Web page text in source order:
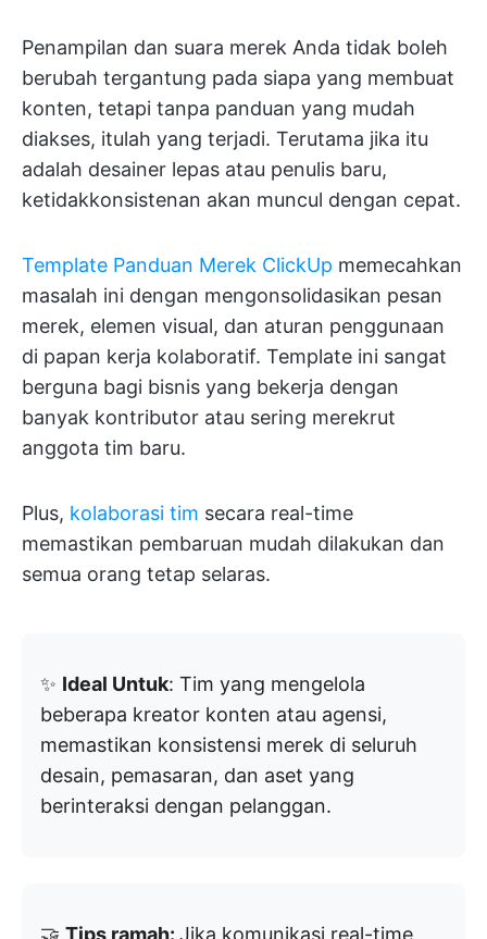
Penampilan dan suara merek Anda tidak boleh
berubah tergantung pada siapa yang membuat
konten, tetapi tanpa panduan yang mudah
diakses, itulah yang terjadi. Terutama jika itu
adalah desainer lepas atau penulis baru,
ketidakkonsistenan akan muncul dengan cepat.
Template Panduan Merek ClickUp memecahkan
masalah ini dengan mengonsolidasikan pesan
merek, elemen visual, dan aturan penggunaan
di papan kerja kolaboratif. Template ini sangat
berguna bagi bisnis yang bekerja dengan
banyak kontributor atau sering merekrut
anggota tim baru.
Plus, kolaborasi tim secara real-time
memastikan pembaruan mudah dilakukan dan
semua orang tetap selaras.
✨ Ideal Untuk: Tim yang mengelola
beberapa kreator konten atau agensi,
memastikan konsistensi merek di seluruh
desain, pemasaran, dan aset yang
berinteraksi dengan pelanggan.